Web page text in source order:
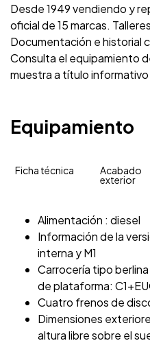
Desde 1949 vendiendo y
oficial de 15 marcas.
Documentación e historial
Consulta el equipamiento
muestra a título
Equipamiento
Ficha técnica
Alimentación : diesel
Información de la
interna y M1
Carrocería tipo
de plataforma:
Cuatro frenos de
Dimensiones
altura libre sobre el
Acabado
exterior